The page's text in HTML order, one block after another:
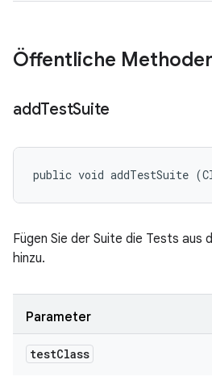
Öffentliche
addTestSuite
public void addTestSuite
Fügen Sie der Suite die Tests aus
hinzu.
Parameter
testClass